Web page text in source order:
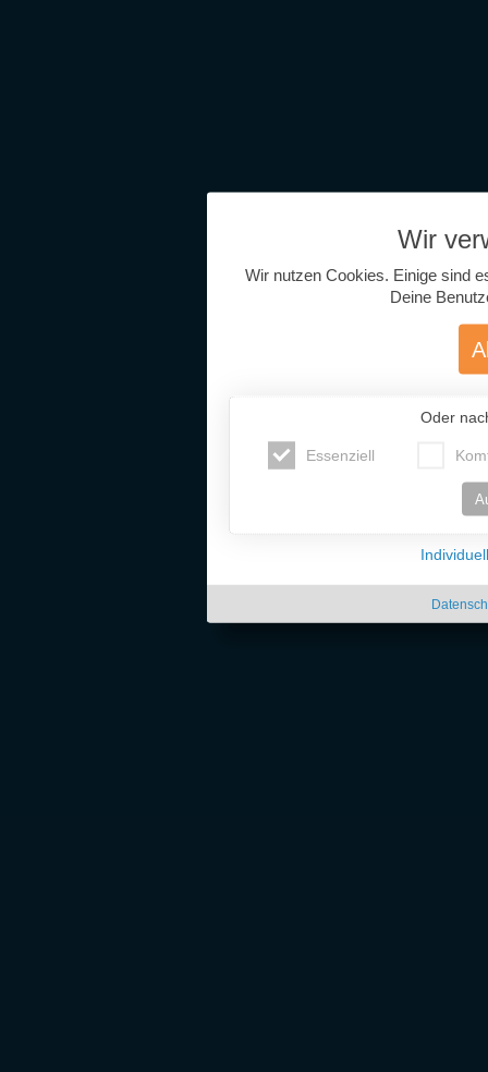
Wir
Wir nutzen Cookies. Einige sind
Deine
Oder
Essenziell